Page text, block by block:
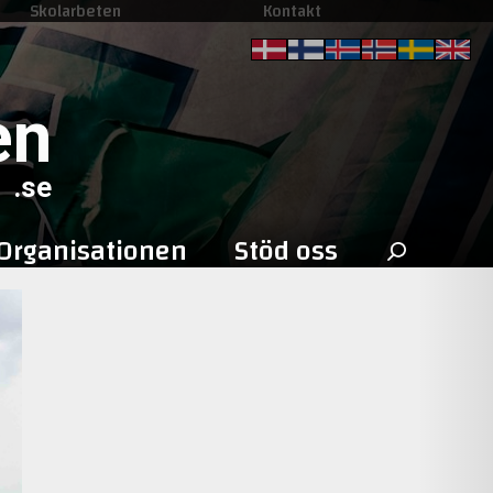
Skolarbeten Kontakt
.se
Stöd oss Sök
efter: